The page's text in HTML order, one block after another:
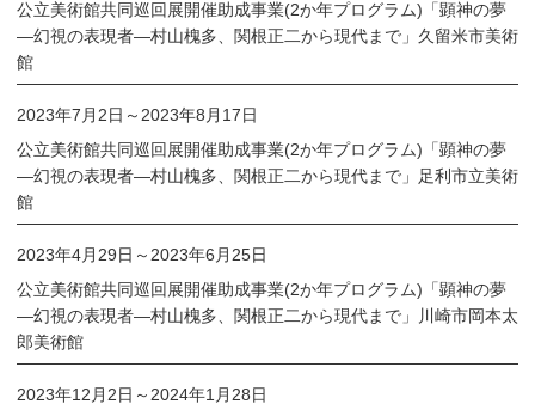
公立美術館共同巡回展開催助成事業(2か年プログラム)「顕神の夢
―幻視の表現者―村山槐多、関根正二から現代まで」久留米市美術
館
2023年7月2日 ～ 2023年8月17日
公立美術館共同巡回展開催助成事業(2か年プログラム)「顕神の夢
―幻視の表現者―村山槐多、関根正二から現代まで」足利市立美術
館
2023年4月29日 ～ 2023年6月25日
公立美術館共同巡回展開催助成事業(2か年プログラム)「顕神の夢
―幻視の表現者―村山槐多、関根正二から現代まで」川崎市岡本太
郎美術館
2023年12月2日 ～ 2024年1月28日